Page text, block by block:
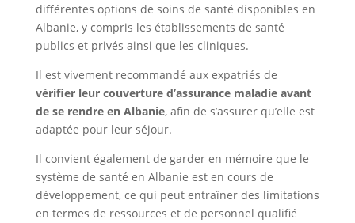
différentes options de soins de santé disponibles en
Albanie, y compris les établissements de santé
publics et privés ainsi que les cliniques.
Il est vivement recommandé aux expatriés de
vérifier leur couverture d’assurance maladie avant
de se rendre en Albanie, afin de s’assurer qu’elle est
adaptée pour leur séjour.
Il convient également de garder en mémoire que le
système de santé en Albanie est en cours de
développement, ce qui peut entraîner des limitations
en termes de ressources et de personnel qualifié